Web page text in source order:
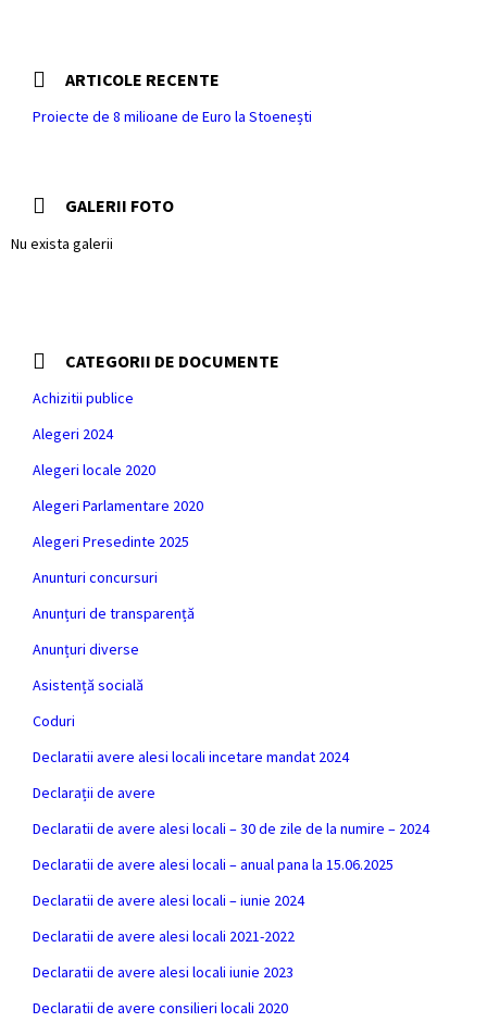
ARTICOLE RECENTE
Proiecte de 8 milioane de Euro la Stoenești
GALERII FOTO
Nu exista galerii
CATEGORII DE DOCUMENTE
Achizitii publice
Alegeri 2024
Alegeri locale 2020
Alegeri Parlamentare 2020
Alegeri Presedinte 2025
Anunturi concursuri
Anunțuri de transparență
Anunțuri diverse
Asistență socială
Coduri
Declaratii avere alesi locali incetare mandat 2024
Declarații de avere
Declaratii de avere alesi locali – 30 de zile de la numire – 2024
Declaratii de avere alesi locali – anual pana la 15.06.2025
Declaratii de avere alesi locali – iunie 2024
Declaratii de avere alesi locali 2021-2022
Declaratii de avere alesi locali iunie 2023
Declaratii de avere consilieri locali 2020